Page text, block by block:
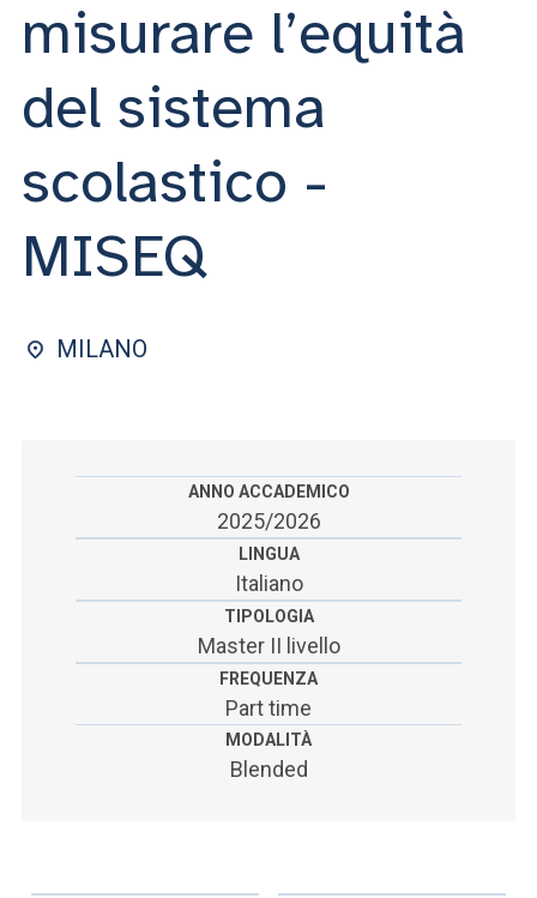
ACCEDI A CLOUDMAIL
misurare l’equità
del sistema
scolastico -
MISEQ
MILANO
ANNO ACCADEMICO
2025/2026
LINGUA
Italiano
TIPOLOGIA
Master II livello
FREQUENZA
Part time
MODALITÀ
Blended